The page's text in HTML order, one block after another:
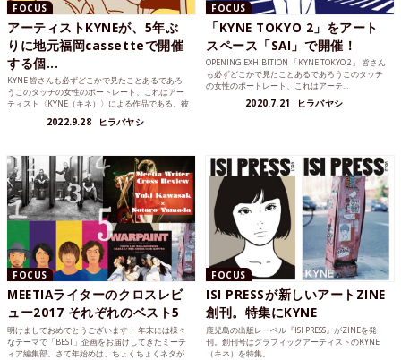
FOCUS
アーティストKYNEが、5年ぶ
りに地元福岡cassetteで開催
する個...
KYNE 皆さんも必ずどこかで見たことあるであろ
うこのタッチの女性のポートレート、これはアー
ティスト〈KYNE（キネ）〉による作品である。彼
2022.9.28 ヒラバヤシ
FOCUS
「KYNE TOKYO 2」をアート
スペース「SAI」で開催！
OPENING EXHIBITION 「KYNE TOKYO 2」 皆さん
も必ずどこかで見たことあるであろうこのタッチ
の女性のポートレート、これはアーテ...
2020.7.21 ヒラバヤシ
FOCUS
MEETIAライターのクロスレビ
ュー2017 それぞれのベスト5
明けましておめでとうございます！ 年末には様々
なテーマで「BEST」企画をお届けしてきたミーテ
ィア編集部。さて年始めは、ちょくちょくネタが
FOCUS
ISI PRESSが新しいアートZINE
創刊。特集にKYNE
鹿児島の出版レーベル『ISI PRESS』がZINEを発
刊。創刊号はグラフィックアーティストのKYNE
（キネ）を特集。